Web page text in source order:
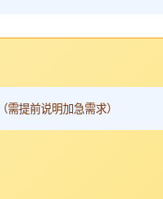
提前说明加急需求）